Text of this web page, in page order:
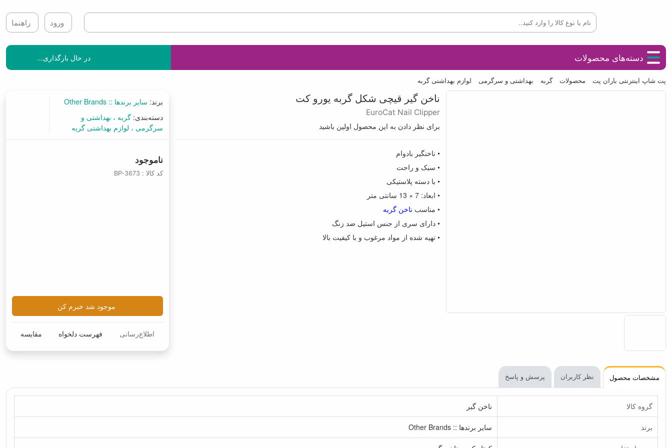
ورود راهنما
دسته‌های محصولات در حال بارگذاری...
پت شاپ اینترنتی باران پت محصولات گربه بهداشتی و سرگرمی لوازم بهداشتی گربه
ناخن گیر قیچی شکل گربه یورو کت
EuroCat Nail Clipper
برای نظر دادن به این محصول اولین باشید
• ناخنگیر بادوام
• سبک و راحت
• با دسته پلاستیکی
• ابعاد: 7 × 13 سانتی متر
• مناسب ناخن گربه
• دارای سری از جنس استیل ضد زنگ
• تهیه شده از مواد مرغوب و با کیفیت بالا
برند: سایر برندها :: Other Brands
دسته‌بندی:گربه
بهداشتی و
سرگرمی
لوازم بهداشتی گربه
ناموجود
کد کالا : BP-3673
موجود شد خبرم کن
اطلاع‌رسانی فهرست دلخواه مقایسه
مشخصات محصول نظر کاربران پرسش و پاسخ
گروه کالا ناخن گیر
برند سایر برندها :: Other Brands